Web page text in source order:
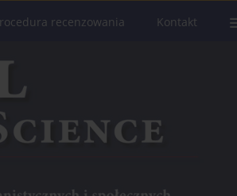
recenzowania Kontakt